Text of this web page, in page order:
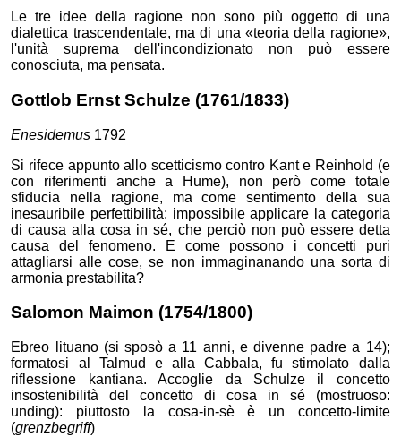
Le tre idee della ragione non sono più oggetto di una
dialettica trascendentale, ma di una
teoria della ragione ,
l'unità suprema dell'incondizionato non può essere
conosciuta, ma pensata.
Gottlob ErnstSchulze (1761/1833)
Enesidemus 1792
Si rifece appunto allo scetticismo contro Kant e Reinhold (e
con riferimenti anche a Hume), non però come totale
sfiducia nella ragione, ma come sentimento della sua
inesauribile perfettibilità: impossibile applicare la categoria
di causa alla cosa in sé, che perciò non può essere detta
causa del fenomeno. E come possono i concetti puri
attagliarsi alle cose, se non immaginanando una sorta di
armonia prestabilita?
Salomon Maimon (1754/1800)
Ebreo lituano (si sposò a 11 anni, e divenne padre a 14);
formatosi al Talmud e alla Cabbala, fu stimolato dalla
riflessione kantiana. Accoglie da Schulze il concetto
insostenibilità del concetto di cosa in sé (mostruoso:
unding): piuttosto la cosa-in-sè è un concetto-limite
(grenzbegriff)